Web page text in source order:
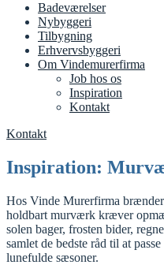
Badeværelser
Nybyggeri
Tilbygning
Erhvervsbyggeri
Om Vindemurerfirma
Job hos os
Inspiration
Kontakt
Kontakt
Inspiration:
Hos Vinde Murerfirma
holdbart murværk kræver
solen bager, frosten bider,
samlet de bedste råd til at
lunefulde sæsoner.